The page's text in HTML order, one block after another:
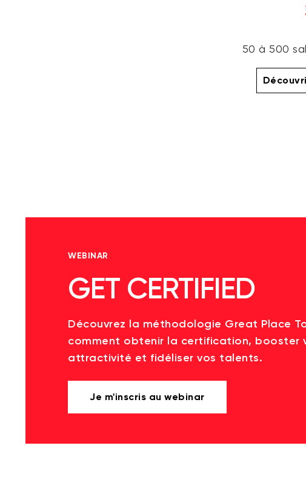
50 à 500
WEBINAR
GET CERTIFIED
Découvrez la méthodologie Great Place
comment obtenir la certification, booster
attractivité et fidéliser vos talents.
Je m'inscris au webinar